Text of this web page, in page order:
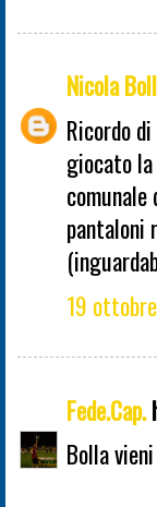
Nicola
Ricordo
giocato
pantaloni
19
Fede.Cap.
Bolla